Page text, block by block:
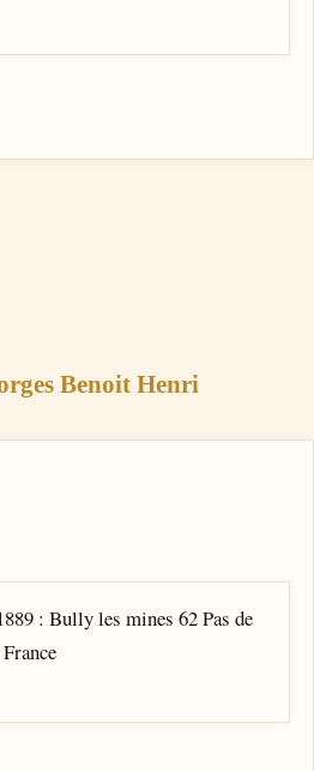
Benoit Henri
: Bully les mines 62 Pas de